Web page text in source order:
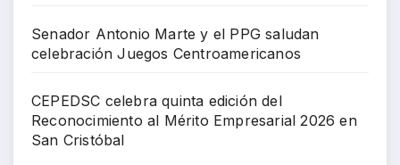
Senador Antonio Marte y el PPG saludan
celebración Juegos Centroamericanos
CEPEDSC celebra quinta edición del
Reconocimiento al Mérito Empresarial 2026 en
San Cristóbal